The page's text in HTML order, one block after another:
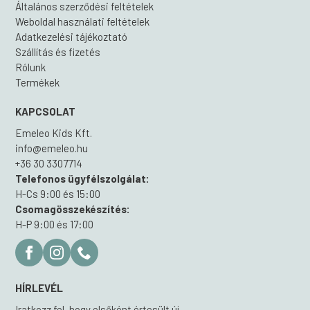
Általános szerződési feltételek
Weboldal használati feltételek
Adatkezelési tájékoztató
Szállítás és fizetés
Rólunk
Termékek
KAPCSOLAT
Emeleo Kids Kft.
info@emeleo.hu
+36 30 3307714
Telefonos ügyfélszolgálat:
H-Cs 9:00 és 15:00
Csomagösszekészítés:
H-P 9:00 és 17:00
HÍRLEVÉL